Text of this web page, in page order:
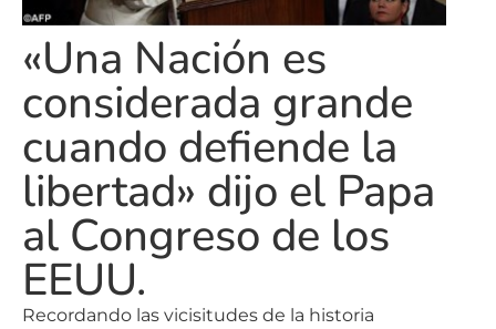
«Una Nación es
considerada grande
cuando defiende la
libertad» dijo el Papa
al Congreso de los
EEUU.
Recordando las vicisitudes de la historia